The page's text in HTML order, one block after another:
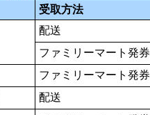
受取方法
配送
ファミリーマート発券
ファミリーマート発券
配送